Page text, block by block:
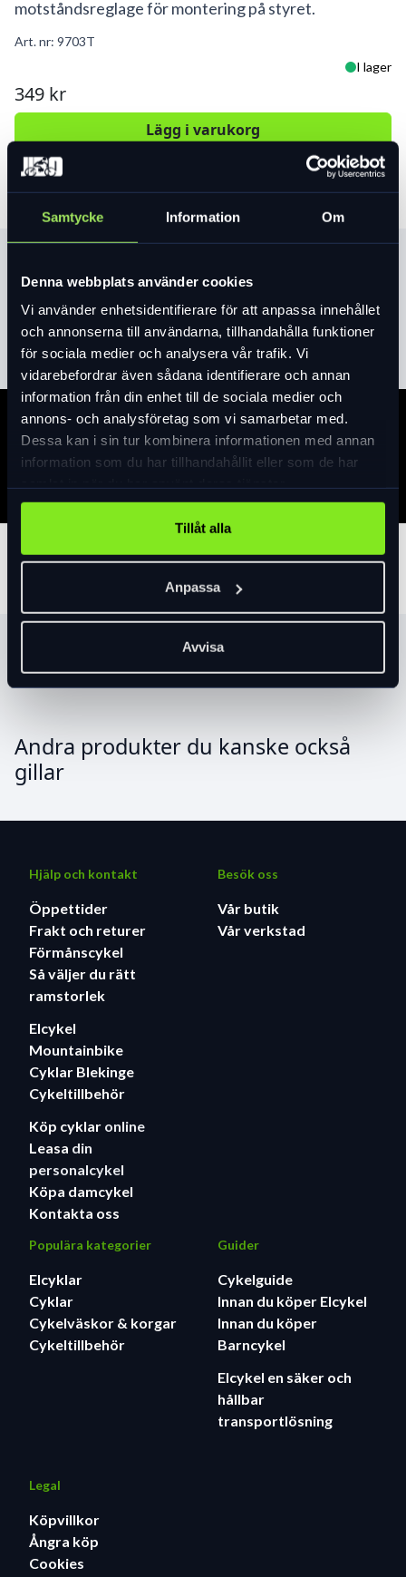
Samtycke Information Om
Denna webbplats använder cookies
Vi använder enhetsidentifierare för att anpassa innehållet
och annonserna till användarna, tillhandahålla funktioner
för sociala medier och analysera vår trafik. Vi
vidarebefordrar även sådana identifierare och annan
information från din enhet till de sociala medier och
annons- och analysföretag som vi samarbetar med.
Dessa kan i sin tur kombinera informationen med annan
information som du har tillhandahållit eller som de har
Tillåt alla
Anpassa
Avvisa
motståndsreglage för montering på styret.
Art. nr: 9703T
I lager
349 kr
Lägg i varukorg
Produktinformation
Läs merexpand_more
Specifikation
Tillbehör
Produktrekommendationer
Andra produkter du kanske också
gillar
Hjälp och kontakt
Öppettider
Frakt och returer
Förmånscykel
Så väljer du rätt
ramstorlek
Elcykel
Mountainbike
Cyklar Blekinge
Cykeltillbehör
Köp cyklar online
Leasa din
personalcykel
Köpa damcykel
Kontakta oss
Besök oss
Vår butik
Vår verkstad
Populära kategorier
Elcyklar
Cyklar
Cykelväskor & korgar
Cykeltillbehör
Guider
Cykelguide
Innan du köper Elcykel
Innan du köper
Barncykel
Elcykel en säker och
hållbar
transportlösning
Legal
Köpvillkor
Ångra köp
Cookies